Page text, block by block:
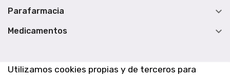
Utilizamos cookies propias y de terceros para
Parafarmacia 
Medicamentos 